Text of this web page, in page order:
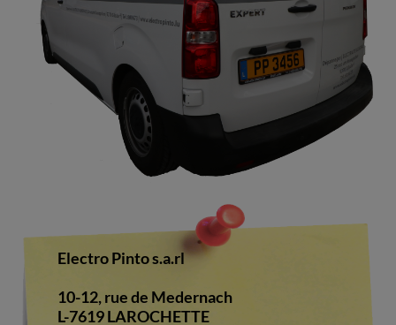
Electro Pinto s.a.rl
10-12, rue de Medernach
L-7619 LAROCHETTE